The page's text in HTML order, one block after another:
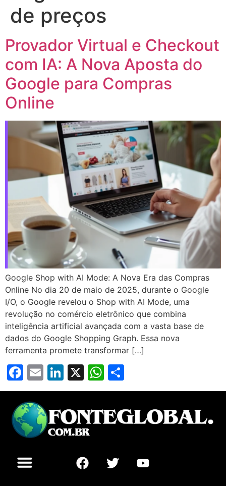
de preços
Provador Virtual e Checkout
com IA: A Nova Aposta do
Google para Compras
Online
Google Shop with AI Mode: A Nova Era das Compras
Online No dia 20 de maio de 2025, durante o Google
I/O, o Google revelou o Shop with AI Mode, uma
revolução no comércio eletrônico que combina
inteligência artificial avançada com a vasta base de
dados do Google Shopping Graph. Essa nova
ferramenta promete transformar […]
Facebook
EmailLinkedIn
X WhatsApp